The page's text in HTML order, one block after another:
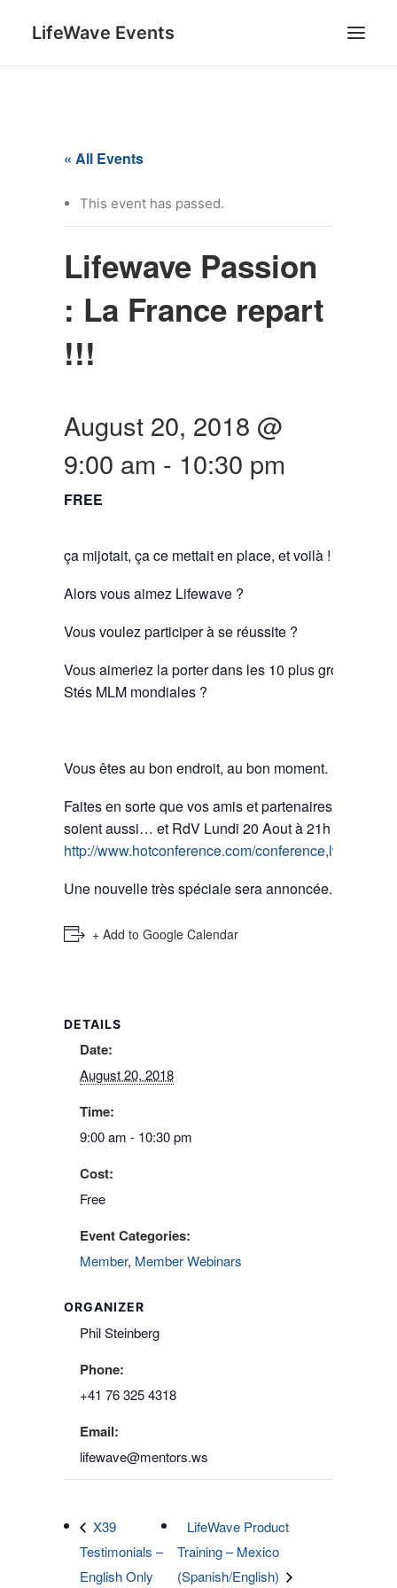
LifeWave Events
« All Events
This event has passed.
Lifewave Passion
: La France repart
!!!
August 20, 2018 @
9:00 am - 10:30 pm
FREE
ça mijotait, ça ce mettait en place, et voilà !
Alors vous aimez Lifewave ?
Vous voulez participer à se réussite ?
Vous aimeriez la porter dans les 10 plus grosses
Stés MLM mondiales ?
Vous êtes au bon endroit, au bon moment.
Faites en sorte que vos amis et partenaires y
soient aussi… et RdV Lundi 20 Aout à 21h sur
http://www.hotconference.com/conference,lwfrance
Une nouvelle très spéciale sera annoncée.
+ Add to Google Calendar
DETAILS
Date:
August 20, 2018
Time:
9:00 am - 10:30 pm
Cost:
Free
Event Categories:
Member, Member Webinars
ORGANIZER
Phil Steinberg
Phone:
+41 76 325 4318
Email:
lifewave@mentors.ws
X39
Testimonials –
English Only
LifeWave Product
Training – Mexico
(Spanish/English)